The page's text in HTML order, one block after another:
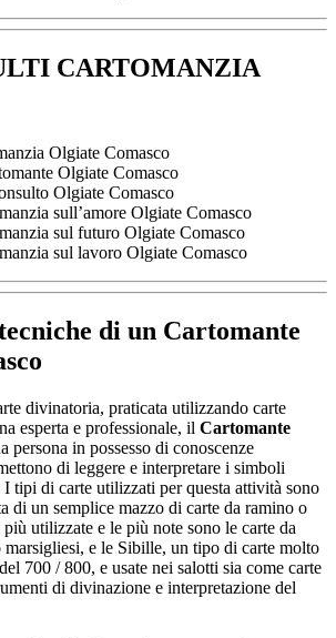
CARTOMANZIA
Olgiate Comasco
Olgiate Comasco
Olgiate Comasco
sull’amore Olgiate Comasco
sul futuro Olgiate Comasco
sul lavoro Olgiate Comasco
di un Cartomante
divinatoria, praticata utilizzando carte
esperta e professionale, il Cartomante
persona in possesso di conoscenze
di leggere e interpretare i simboli
I tipi di carte utilizzati per questa attività sono
di un semplice mazzo di carte da ramino o
utilizzate e le più note sono le carte da
marsigliesi, e le Sibille, un tipo di carte molto
700 / 800, e usate nei salotti sia come carte
di divinazione e interpretazione del